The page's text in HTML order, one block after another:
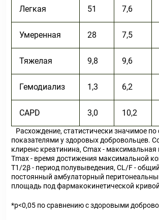
Легкая 51 7,6
Умеренная 28 7,5
Тяжелая 9,8 9,6
Гемодиализ 1,3 6,2
CAPD 3,0 10,2
Расхождение, статистически значимое
показателями у здоровых добровольцев.
клиренс креатинина, Сmах - максимальная
Тmах - время достижения максимальной
Т1/2β - период полувыведения, CL/F -
постоянный амбулаторный
площадь под фармакокинетической кривой
*р<0,05 по сравнению с здоровыми